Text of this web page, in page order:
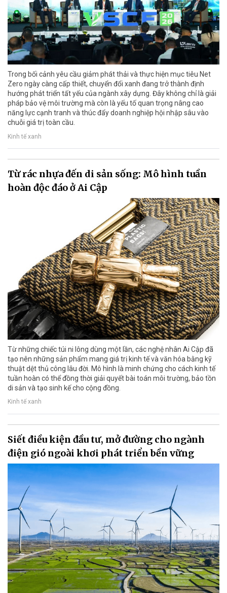
Trong bối cảnh yêu cầu giảm phát thải và thực hiện mục tiêu Net
Zero ngày càng cấp thiết, chuyển đổi xanh đang trở thành định
hướng phát triển tất yếu của ngành xây dựng. Đây không chỉ là giải
pháp bảo vệ môi trường mà còn là yếu tố quan trọng nâng cao
năng lực cạnh tranh và thúc đẩy doanh nghiệp hội nhập sâu vào
chuỗi giá trị toàn cầu.
Kinh tế xanh
Từ rác nhựa đến di sản sống: Mô hình tuần
hoàn độc đáo ở Ai Cập
Từ những chiếc túi ni lông dùng một lần, các nghệ nhân Ai Cập đã
tạo nên những sản phẩm mang giá trị kinh tế và văn hóa bằng kỹ
thuật dệt thủ công lâu đời. Mô hình là minh chứng cho cách kinh tế
tuần hoàn có thể đồng thời giải quyết bài toán môi trường, bảo tồn
di sản và tạo sinh kế cho cộng đồng.
Kinh tế xanh
Siết điều kiện đầu tư, mở đường cho ngành
điện gió ngoài khơi phát triển bền vững